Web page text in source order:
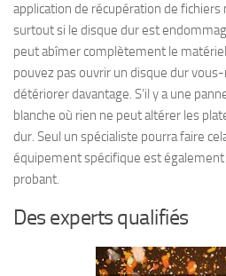
application de récupération de fichiers
surtout si le disque dur est
peut abîmer complètement le
pouvez pas ouvrir un disque dur
détériorer davantage. S’il y a une
blanche où rien ne peut altérer les
dur. Seul un spécialiste pourra faire
équipement spécifique est
probant.
Des experts qualifiés